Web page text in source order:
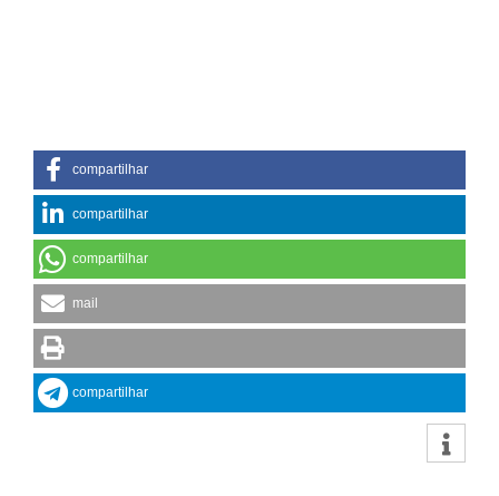
compartilhar
compartilhar
compartilhar
mail
compartilhar